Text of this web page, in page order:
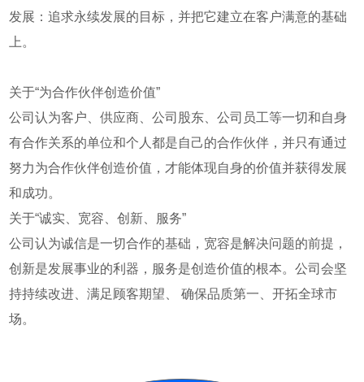
发展：追求永续发展的目标，并把它建立在客户满意的基础
上。
关于“为合作伙伴创造价值”
公司认为客户、供应商、公司股东、公司员工等一切和自身
有合作关系的单位和个人都是自己的合作伙伴，并只有通过
努力为合作伙伴创造价值，才能体现自身的价值并获得发展
和成功。
关于“诚实、宽容、创新、服务”
公司认为诚信是一切合作的基础，宽容是解决问题的前提，
创新是发展事业的利器，服务是创造价值的根本。公司会坚
持持续改进、满足顾客期望、 确保品质第一、开拓全球市
场。